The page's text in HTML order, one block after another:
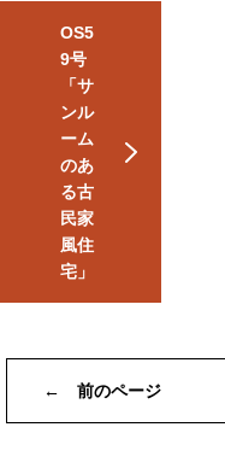
OS5
9号
「サ
ンル
ーム
のあ
る古
民家
風住
宅」
← 前のページ